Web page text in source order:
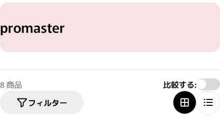
コレクション:
promaster
8 商品
フィルター
比較する: